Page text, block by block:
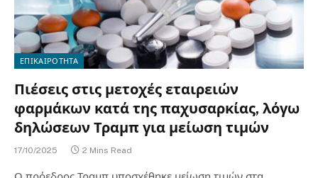
ΕΠΙΚΑΙΡΟΤΗΤΑ
Πιέσεις στις μετοχές εταιρειών
φαρμάκων κατά της παχυσαρκίας, λόγω
δηλώσεων Τραμπ για μείωση τιμών
17/10/2025 2 Mins Read